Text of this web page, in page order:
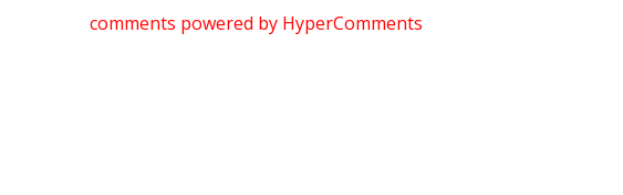
comments powered by HyperComments